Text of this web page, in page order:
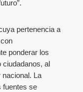
pertenencia a
ponderar los
ciudadanos, al
La
fuentes se